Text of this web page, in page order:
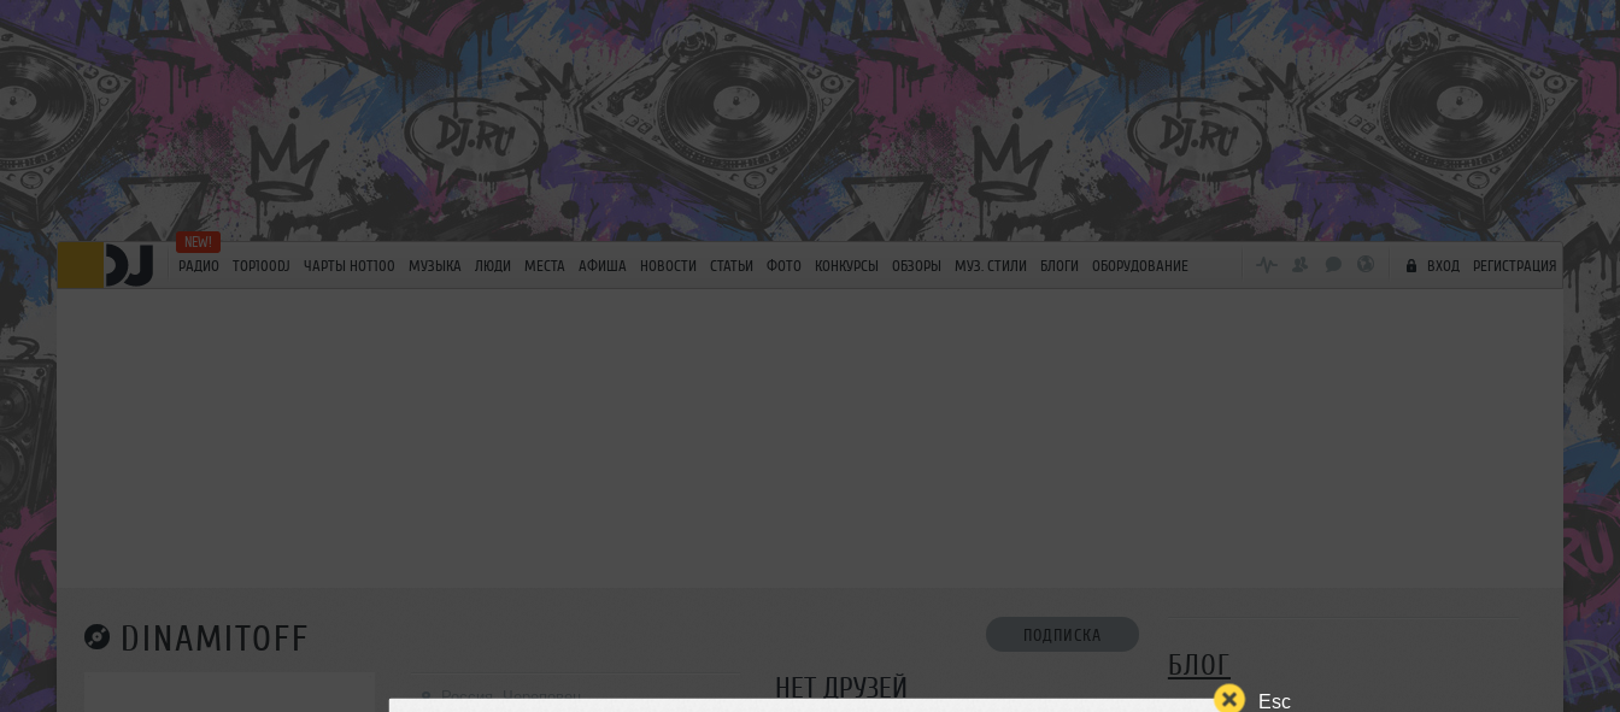
Esc
РАДИО TOP100DJ ЧАРТЫ HOT100 МУЗЫКА ЛЮДИ МЕСТА АФИША НОВОСТИ СТАТЬИ ФОТО КОНКУРСЫ ОБЗОРЫ МУЗ. СТИЛИ БЛОГИ ОБОРУДОВАНИЕ ВХОД РЕГИСТРАЦИЯ
DINAMITOFF ПОДПИСКА
Россия, Череповец НЕТ ДРУЗЕЙ
БЛОГ